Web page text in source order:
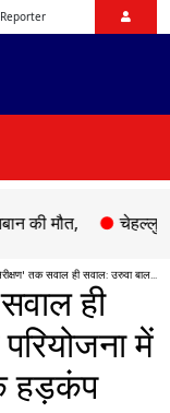
●चेहल्लुम पर
तक सवाल ही सवाल: उरुवा बाल...
ही
में
हड़कंप